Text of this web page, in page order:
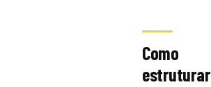
Como
estruturar